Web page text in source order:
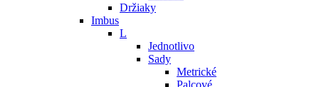
Držiaky
Imbus
L
Jednotlivo
Sady
Metrické
Palcové